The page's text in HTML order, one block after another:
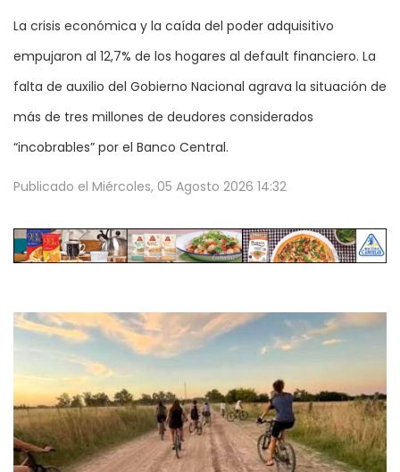
La crisis económica y la caída del poder adquisitivo
empujaron al 12,7% de los hogares al default financiero. La
falta de auxilio del Gobierno Nacional agrava la situación de
más de tres millones de deudores considerados
“incobrables” por el Banco Central.
Publicado el Miércoles, 05 Agosto 2026 14:32